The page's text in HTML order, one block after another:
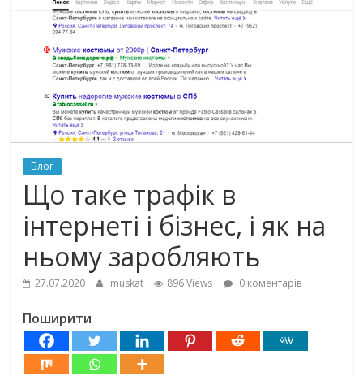
Блог
Що таке трафік в
інтернеті і бізнес, і як на
ньому заробляють
27.07.2020 muskat 896 Views 0 коментарів
Поширити